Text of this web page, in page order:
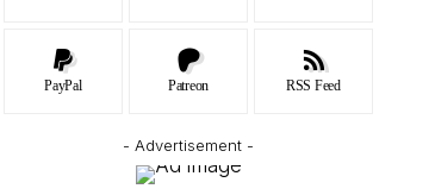
PayPal Patreon RSS Feed
- Advertisement -